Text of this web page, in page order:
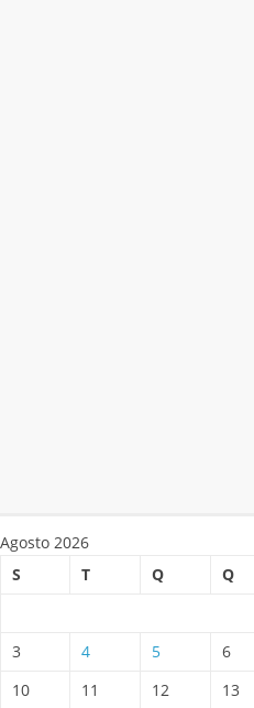
Agosto 2026
S
T Q Q
3
4 5 6
10
11 12 13